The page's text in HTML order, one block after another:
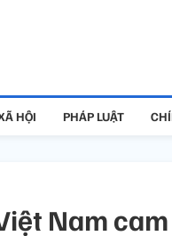
HỘI PHÁP LUẬT
Nam